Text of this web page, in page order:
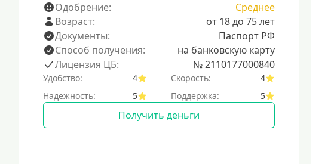
Одобрение:
Среднее
Возраст:
от 18 до 75 лет
Документы:
Паспорт РФ
Способ получения:
на банковскую карту
Лицензия ЦБ:
№ 2110177000840
Удобство: 4 Скорость:
4
Надежность:
5 Поддержка: 5
Получить деньги